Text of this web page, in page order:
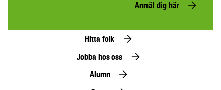
Anmäl dig här
Hitta folk
Jobba hos oss
Alumn